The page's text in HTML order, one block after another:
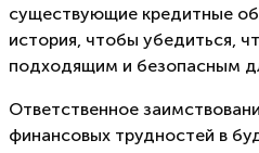
существующие кредитные
история, чтобы убедиться,
подходящим и безопасным
Ответственное
финансовых трудностей в